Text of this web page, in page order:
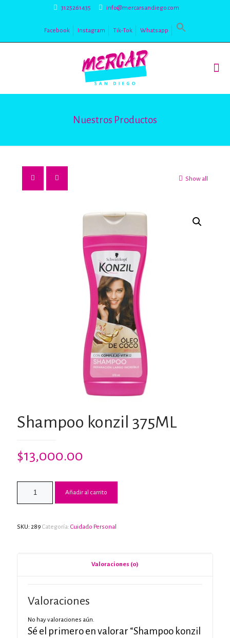
3125261435 info@mercarsandiego.com
Facebook Instagram Tik-Tok Whatsapp
Nuestros Productos
Show all
Shampoo konzil 375ML
$13,000.00
Añadir al carrito
SKU: 289 Categoría: Cuidado Personal
Valoraciones (0)
Valoraciones
No hay valoraciones aún.
Sé el primero en valorar “Shampoo konzil